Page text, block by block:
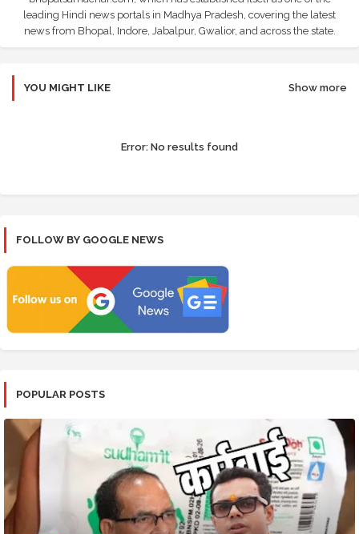
leading Hindi news portals in Madhya Pradesh, covering the latest
news from Bhopal, Indore, Jabalpur, Gwalior, and across the state.
YOU MIGHT LIKE Show more
Error: No results found
FOLLOW BY GOOGLE NEWS
POPULAR POSTS